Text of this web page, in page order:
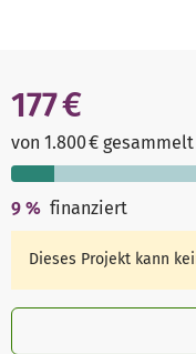
177 €
von 1.800 € gesammelt
9 % finanziert
Dieses Projekt kann